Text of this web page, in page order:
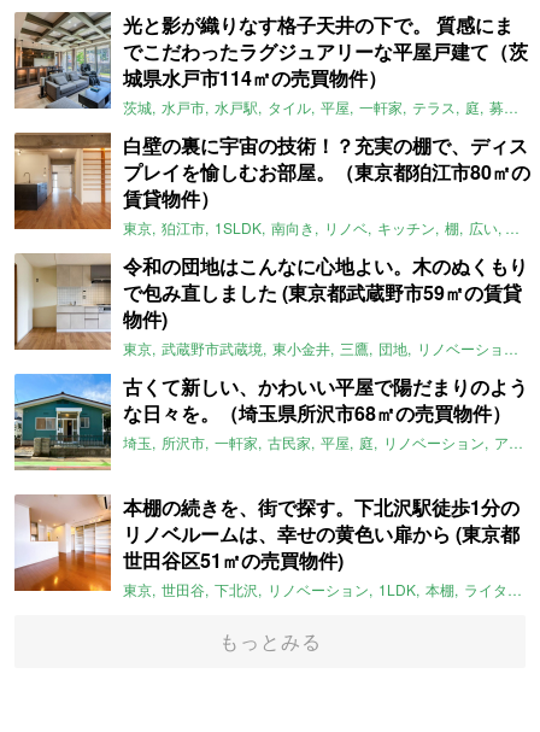
光と影が織りなす格子天井の下で。 質感にま
でこだわったラグジュアリーな平屋戸建て（茨
城県水戸市114㎡の売買物件）
茨城 水戸市 水戸駅 タイル 平屋 一軒家 テラス 庭 募集中
白壁の裏に宇宙の技術！？充実の棚で、ディス
プレイを愉しむお部屋。（東京都狛江市80㎡の
賃貸物件）
東京 狛江市 1SLDK 南向き リノベ キッチン 棚 広い ガイ
令和の団地はこんなに心地よい。木のぬくもり
で包み直しました (東京都武蔵野市59㎡の賃貸
物件)
東京 武蔵野市武蔵境 東小金井 三鷹 団地 リノベーション
古くて新しい、かわいい平屋で陽だまりのよう
な日々を。（埼玉県所沢市68㎡の売買物件）
埼玉 所沢市 一軒家 古民家 平屋 庭 リノベーション アメリカンハウス
本棚の続きを、街で探す。下北沢駅徒歩1分の
リノベルームは、幸せの黄色い扉から (東京都
世田谷区51㎡の売買物件)
東京 世田谷 下北沢 リノベーション 1LDK 本棚 ライター：ほしりょうこ
もっとみる